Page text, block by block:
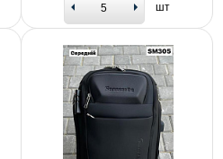
шт